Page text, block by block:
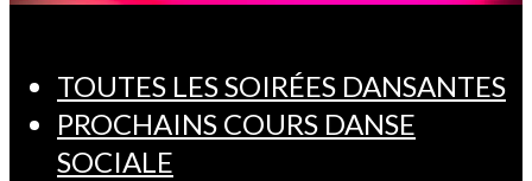
TOUTES LES SOIRÉES DANSANTES
PROCHAINS COURS DANSE
SOCIALE